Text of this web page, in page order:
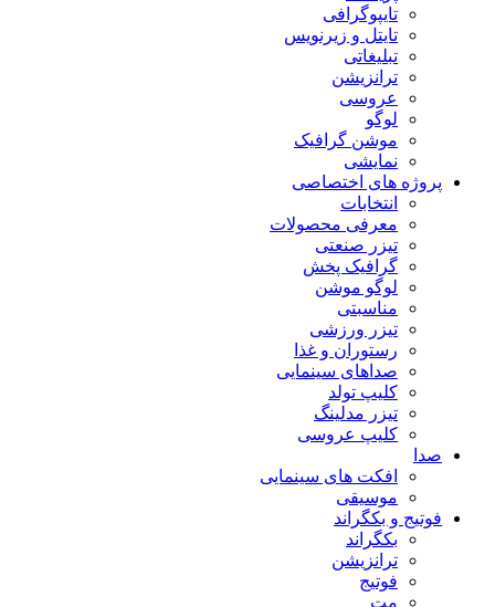
تایپوگرافی
تایتل و زیرنویس
تبلیغاتی
ترانزیشن
عروسی
لوگو
موشن گرافیک
نمایشی
پروژه های اختصاصی
انتخابات
معرفی محصولات
تیزر صنعتی
گرافیک پخش
لوگو موشن
مناسبتی
تیزر ورزشی
رستوران و غذا
صداهای سینمایی
کلیپ تولد
تیزر مدلینگ
کلیپ عروسی
صدا
افکت های سینمایی
موسیقی
فوتیج و بکگراند
بکگراند
ترانزیشن
فوتیج
مت